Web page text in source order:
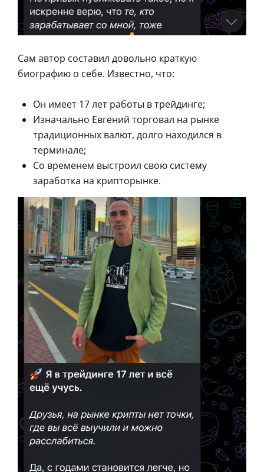
Сам автор составил довольно краткую
биографию о себе. Известно, что:
Он имеет 17 лет работы в трейдинге;
Изначально Евгений торговал на рынке
традиционных валют, долго находился в
терминале;
Со временем выстроил свою систему
заработка на крипторынке.